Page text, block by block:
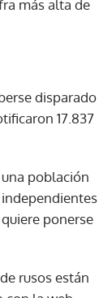
más alta de
disparado
17.837
población
ponerse
rusos están